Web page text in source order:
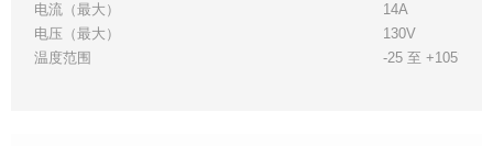
电流（最大）
14A
电压（最大）
130V
温度范围
-25 至 +105°C